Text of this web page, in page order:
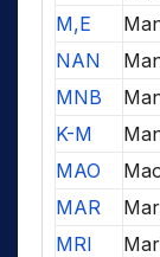
M,E
NAN
MNB
K-M
MAO
MAR
MRI